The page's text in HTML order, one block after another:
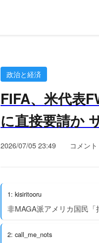
政治と経済
FIFA、米代表
に直接要請か
2026/07/05 23:49 コメン
1: kisiritooru
非MAGA派アメリカ国民「
2: call_me_nots